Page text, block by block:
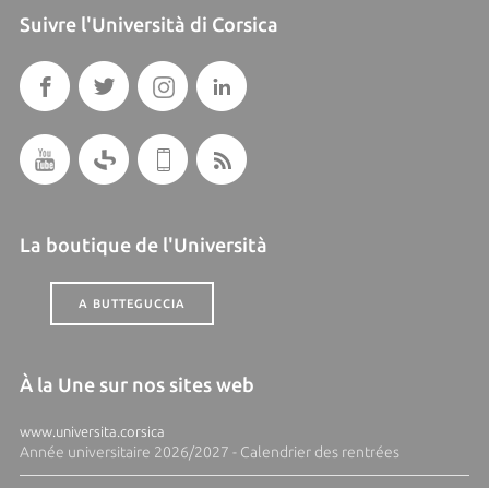
Suivre l'Università di Corsica
La boutique de l'Università
A BUTTEGUCCIA
À la Une sur nos sites web
www.universita.corsica
Année universitaire 2026/2027 - Calendrier des rentrées